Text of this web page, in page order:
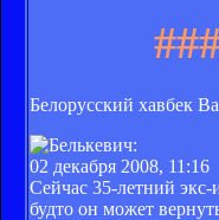
Белорусский хавбек
02 декабря 2008, 11:16
Сейчас 35-летний экс-
будто он может